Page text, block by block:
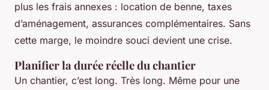
plus les frais annexes : location de benne, taxes
d’aménagement, assurances complémentaires. Sans
cette marge, le moindre souci devient une crise.
Planifier la durée réelle du chantier
Un chantier, c’est long. Très long. Même pour une